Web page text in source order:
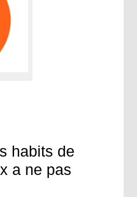
habits de
a ne pas